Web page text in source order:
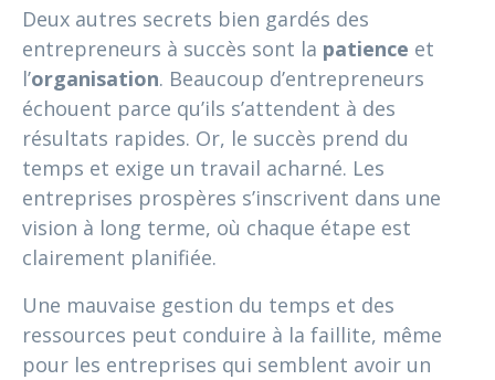
Deux autres secrets bien gardés des
entrepreneurs à succès sont la patience et
l’organisation. Beaucoup d’entrepreneurs
échouent parce qu’ils s’attendent à des
résultats rapides. Or, le succès prend du
temps et exige un travail acharné. Les
entreprises prospères s’inscrivent dans une
vision à long terme, où chaque étape est
clairement planifiée.
Une mauvaise gestion du temps et des
ressources peut conduire à la faillite, même
pour les entreprises qui semblent avoir un